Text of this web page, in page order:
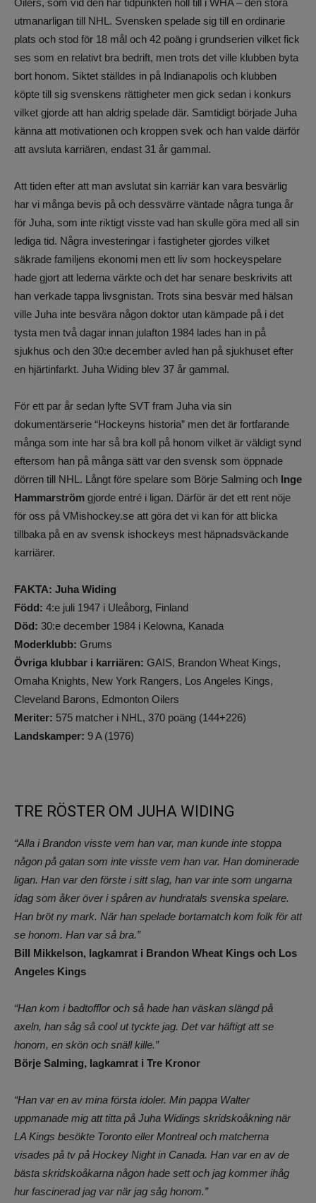
Oilers, som vid den här tidpunkten höll till i WHA – den stora
utmanarligan till NHL. Svensken spelade sig till en ordinarie
plats och stod för 18 mål och 42 poäng i grundserien vilket fick
ses som en relativt bra bedrift, men trots det ville klubben byta
bort honom. Siktet ställdes in på Indianapolis och klubben
köpte till sig svenskens rättigheter men gick sedan i konkurs
vilket gjorde att han aldrig spelade där. Samtidigt började Juha
känna att motivationen och kroppen svek och han valde därför
att avsluta karriären, endast 31 år gammal.
Att tiden efter att man avslutat sin karriär kan vara besvärlig
har vi många bevis på och dessvärre väntade några tunga år
för Juha, som inte riktigt visste vad han skulle göra med all sin
lediga tid. Några investeringar i fastigheter gjordes vilket
säkrade familjens ekonomi men ett liv som hockeyspelare
hade gjort att lederna värkte och det har senare beskrivits att
han verkade tappa livsgnistan. Trots sina besvär med hälsan
ville Juha inte besvära någon doktor utan kämpade på i det
tysta men två dagar innan julafton 1984 lades han in på
sjukhus och den 30:e december avled han på sjukhuset efter
en hjärtinfarkt. Juha Widing blev 37 år gammal.
För ett par år sedan lyfte SVT fram Juha via sin
dokumentärserie “Hockeyns historia” men det är fortfarande
många som inte har så bra koll på honom vilket är väldigt synd
eftersom han på många sätt var den svensk som öppnade
dörren till NHL. Långt före spelare som Börje Salming och Inge
Hammarström gjorde entré i ligan. Därför är det ett rent nöje
för oss på VMishockey.se att göra det vi kan för att blicka
tillbaka på en av svensk ishockeys mest häpnadsväckande
karriärer.
FAKTA: Juha Widing
Född: 4:e juli 1947 i Uleåborg, Finland
Död: 30:e december 1984 i Kelowna, Kanada
Moderklubb: Grums
Övriga klubbar i karriären: GAIS, Brandon Wheat Kings,
Omaha Knights, New York Rangers, Los Angeles Kings,
Cleveland Barons, Edmonton Oilers
Meriter: 575 matcher i NHL, 370 poäng (144+226)
Landskamper: 9 A (1976)
TRE RÖSTER OM JUHA WIDING
“Alla i Brandon visste vem han var, man kunde inte stoppa
någon på gatan som inte visste vem han var. Han dominerade
ligan. Han var den förste i sitt slag, han var inte som ungarna
idag som åker över i spåren av hundratals svenska spelare.
Han bröt ny mark. När han spelade bortamatch kom folk för att
se honom. Han var så bra.”
Bill Mikkelson, lagkamrat i Brandon Wheat Kings och Los
Angeles Kings
“Han kom i badtofflor och så hade han väskan slängd på
axeln, han såg så cool ut tyckte jag. Det var häftigt att se
honom, en skön och snäll kille.”
Börje Salming, lagkamrat i Tre Kronor
“Han var en av mina första idoler. Min pappa Walter
uppmanade mig att titta på Juha Widings skridskoåkning när
LA Kings besökte Toronto eller Montreal och matcherna
visades på tv på Hockey Night in Canada. Han var en av de
bästa skridskoåkarna någon hade sett och jag kommer ihåg
hur fascinerad jag var när jag såg honom.”